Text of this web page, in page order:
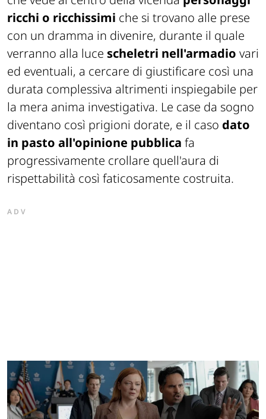
ricchi o ricchissimi che si trovano alle prese
con un dramma in divenire, durante il quale
verranno alla luce scheletri nell'armadio vari
ed eventuali, a cercare di giustificare così una
durata complessiva altrimenti inspiegabile per
la mera anima investigativa. Le case da sogno
diventano così prigioni dorate, e il caso dato
in pasto all'opinione pubblica fa
progressivamente crollare quell'aura di
rispettabilità così faticosamente costruita.
ADV